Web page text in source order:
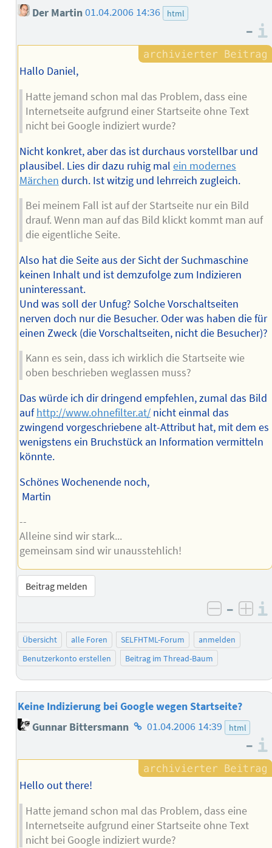
Der Martin01.04.2006 14:36 html
–
Hallo Daniel,
Hatte jemand schon mal das Problem, dass eine
Internetseite aufgrund einer Startseite ohne Text
nicht bei Google indiziert wurde?
Nicht konkret, aber das ist durchaus vorstellbar und
plausibel. Lies dir dazu ruhig mal ein modernes
Märchen durch. Ist witzig und lehrreich zugleich.
Bei meinem Fall ist auf der Startseite nur ein Bild
drauf. Wenn man auf das Bild klickt kommt man auf
die eigentliche Seite.
Also hat die Seite aus der Sicht der Suchmaschine
keinen Inhalt und ist demzufolge zum Indizieren
uninteressant.
Und was soll der Unfug? Solche Vorschaltseiten
nerven doch nur die Besucher. Oder was haben die für
einen Zweck (die Vorschaltseiten, nicht die Besucher)?
Kann es sein, dass ich wirklich die Startseite wie
oben beschrieben weglassen muss?
Das würde ich dir dringend empfehlen, zumal das Bild
aufhttp://www.ohnefilter.at/nicht einmal das
zwingend vorgeschriebene alt-Attribut hat, mit dem es
wenigstens ein Bruchstück an Information vermitteln
könnte.
Schönes Wochenende noch,
Martin
--
Alleine sind wir stark...
gemeinsam sind wir unausstehlich!
Beitrag melden
negativ
–
Übersicht alle Foren SELFHTML-Forum
anmelden
Benutzerkonto erstellen
Beitrag im Thread-Baum
Keine Indizierung bei Google wegen Startseite?
Gunnar Bittersmann Homepage
Autors
01.04.2006 14:39 html
–
Hello out there!
Hatte jemand schon mal das Problem, dass eine
Internetseite aufgrund einer Startseite ohne Text
nicht bei Google indiziert wurde?